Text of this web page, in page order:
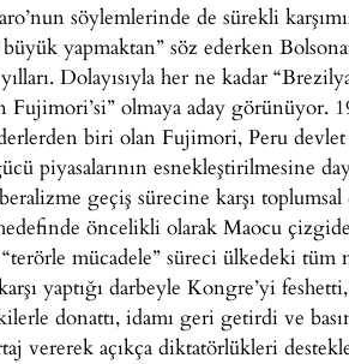
söylemlerinde de sürekli
yapmaktan” söz ederken
Dolayısıyla her ne kadar
Fujimori’si” olmaya aday görünüyor.
biri olan Fujimori, Peru devlet
piyasalarının esnekleştirilmesine
geçiş sürecine karşı
öncelikli olarak Maocu
mücadele” süreci ülkedeki tüm
yaptığı darbeyle Kongre’yi
donattı, idamı geri getirdi ve
vererek açıkça diktatörlükleri